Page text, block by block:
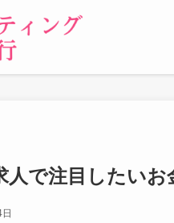
人で注目したいお